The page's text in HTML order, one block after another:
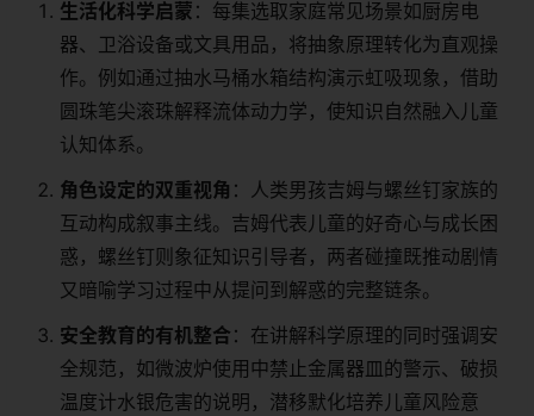
​生活化科学启蒙​ ​：每集选取家庭常见场景如厨房电
器、卫浴设备或文具用品，将抽象原理转化为直观操
作。例如通过抽水马桶水箱结构演示虹吸现象，借助
圆珠笔尖滚珠解释流体动力学，使知识自然融入儿童
认知体系。
​角色设定的双重视角​ ​：人类男孩吉姆与螺丝钉家族的
互动构成叙事主线。吉姆代表儿童的好奇心与成长困
惑，螺丝钉则象征知识引导者，两者碰撞既推动剧情
又暗喻学习过程中从提问到解惑的完整链条。
​安全教育的有机整合​ ​：在讲解科学原理的同时强调安
全规范，如微波炉使用中禁止金属器皿的警示、破损
温度计水银危害的说明，潜移默化培养儿童风险意